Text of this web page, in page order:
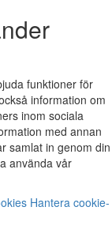
funktioner för
information om
inom sociala
med annan
samlat in genom din
använda vår
Hantera cookie-